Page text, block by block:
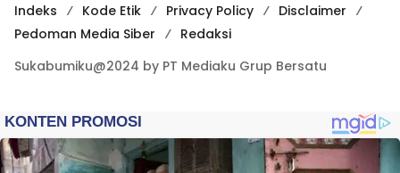
Indeks Kode Etik Privacy Policy
Disclaimer
Pedoman Media Siber
Redaksi
Sukabumiku@2024 by PT Mediaku Grup Bersatu